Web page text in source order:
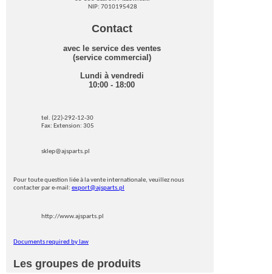
NIP: 7010195428
Contact
avec le service des ventes
(service commercial)
Lundi à vendredi
10:00 - 18:00
tel. (22)-292-12-30
Fax: Extension: 305
sklep@ajsparts.pl
Pour toute question liée à la vente internationale, veuillez nous
contacter par e-mail: export@ajsparts.pl
http://www.ajsparts.pl
Documents required by law
Les groupes de produits